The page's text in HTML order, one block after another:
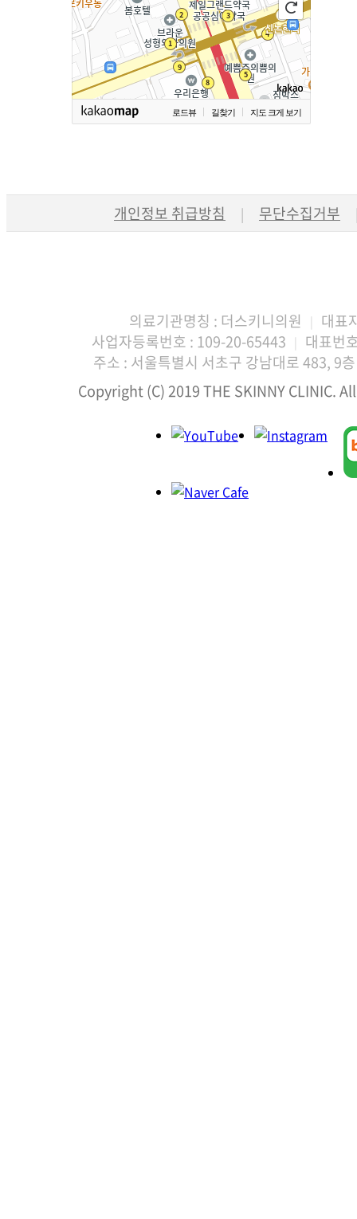
로드뷰 길찾기 지도 크게 보기
개인정보 취급방침 | 무단수집거부
의료기관명칭 : 더스키니의원 |
대표
사업자등록번호 : 109-20-65443 |
대표번
주소 : 서울특별시 서초구 강남대로 483, 9
Copyright (C) 2019 THE SKINNY CLINIC.